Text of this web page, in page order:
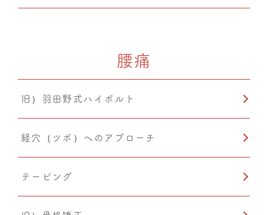
温熱療法
PIA(ピア)
小顔矯正
腰痛
旧）羽田野式ハイボルト
経穴（ツボ）へのアプローチ
テーピング